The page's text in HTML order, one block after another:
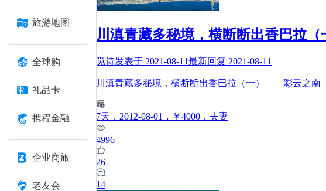
旅游地图
全球购
礼品卡
携程金融
企业商旅
老友会
川滇青藏多秘境，横断断出香巴拉
觅诗发表于 2021-08-11最新回复 2021-08-11
川滇青藏多秘境，横断断出香巴拉（一）——彩云之南
7天 ，2012-08-01 ，￥4000 ，夫妻
4996
26
14